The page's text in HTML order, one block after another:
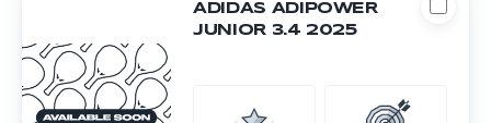
ADIDAS ADIPOWER
JUNIOR 3.4 2025